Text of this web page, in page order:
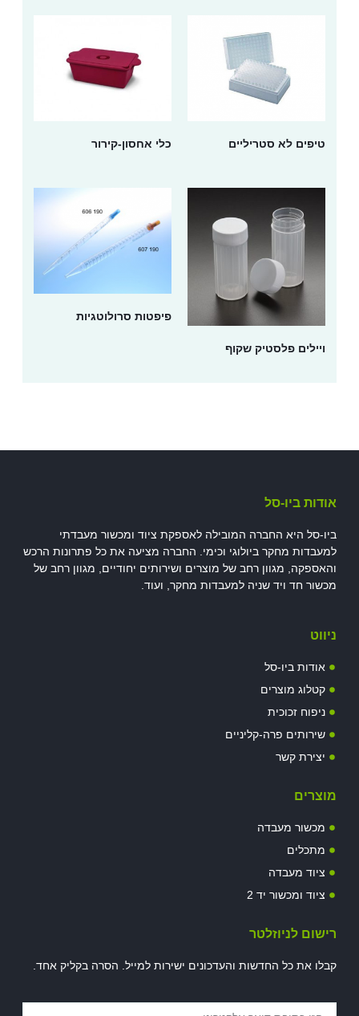
טיפים לא סטריליים כלי אחסון-קירור
ויילים פלסטיק שקוף
פיפטות סרולוטגיות
אודות ביו-סל
ביו-סל היא החברה המובילה לאספקת ציוד ומכשור מעבדתי
למעבדות מחקר ביולוגי וכימי. החברה מציעה את כל פתרונות הרכש
והאספקה, מגוון רחב של מוצרים ושירותים יחודיים, מגוון רחב של
מכשור חד ויד שניה למעבדות מחקר, ועוד.
ניווט
אודות ביו-סל
קטלוג מוצרים
ניפוח זכוכית
שירותים פרה-קליניים
יצירת קשר
מוצרים
מכשור מעבדה
מתכלים
ציוד מעבדה
ציוד ומכשור יד 2
רישום לניוזלטר
קבלו את כל החדשות והעדכונים ישירות למייל. הסרה בקליק אחד.